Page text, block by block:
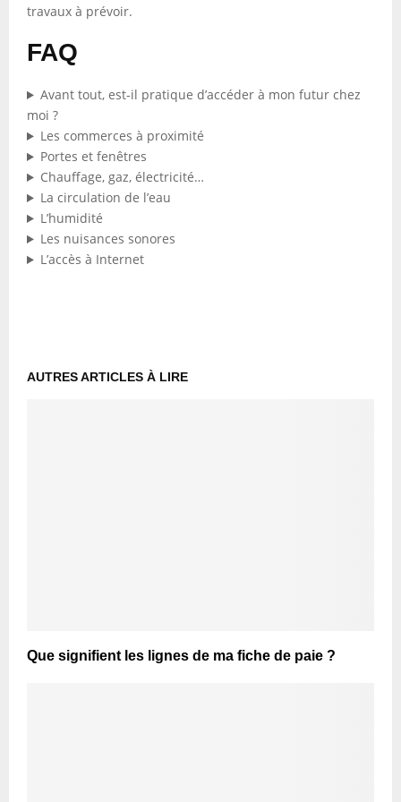
travaux à prévoir.
FAQ
Avant tout, est-il pratique d’accéder à mon futur chez
moi ?
Les commerces à proximité
Portes et fenêtres
Chauffage, gaz, électricité…
La circulation de l’eau
L’humidité
Les nuisances sonores
L’accès à Internet
AUTRES ARTICLES À LIRE
Que signifient les lignes de ma fiche de paie ?